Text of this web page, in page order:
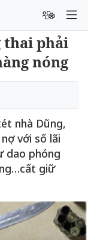
thai phải
nóng
nhà Dũng,
với số lãi
dao phóng
giữ